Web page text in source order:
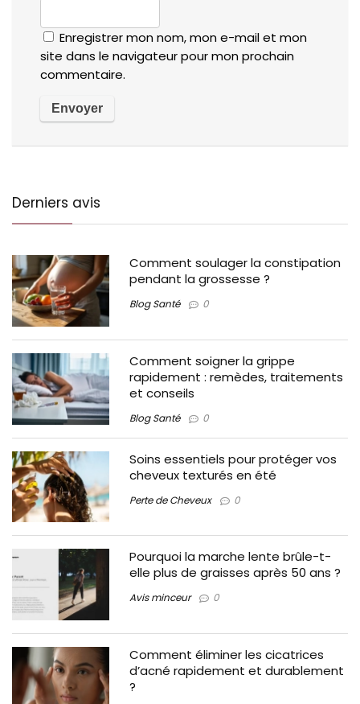
Enregistrer mon nom, mon e-mail et mon
site dans le navigateur pour mon prochain
commentaire.
Derniers avis
Comment soulager la constipation
pendant la grossesse ?
Blog Santé 0
Comment soigner la grippe
rapidement : remèdes, traitements
et conseils
Blog Santé 0
Soins essentiels pour protéger vos
cheveux texturés en été
Perte de Cheveux 0
Pourquoi la marche lente brûle-t-
elle plus de graisses après 50 ans ?
Avis minceur 0
Comment éliminer les cicatrices
d’acné rapidement et durablement
?